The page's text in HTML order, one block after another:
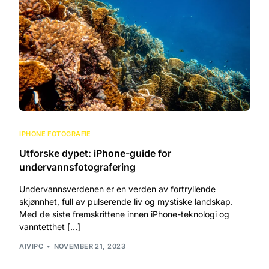
IPHONE FOTOGRAFIE
Utforske dypet: iPhone-guide for
undervannsfotografering
Undervannsverdenen er en verden av fortryllende
skjønnhet, full av pulserende liv og mystiske landskap.
Med de siste fremskrittene innen iPhone-teknologi og
vanntetthet […]
AIVIPC NOVEMBER 21, 2023